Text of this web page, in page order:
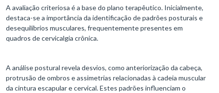
A avaliação criteriosa é a base do plano terapêutico. Inicialmente,
destaca-se a importância da identificação de padrões posturais e
desequilíbrios musculares, frequentemente presentes em
quadros de cervicalgia crônica.
A análise postural revela desvios, como anteriorização da cabeça,
protrusão de ombros e assimetrias relacionadas à cadeia muscular
da cintura escapular e cervical. Estes padrões influenciam o